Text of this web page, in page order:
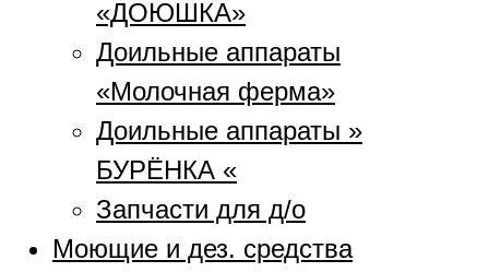
«ДОЮШКА»
Доильные аппараты
«Молочная ферма»
Доильные аппараты »
БУРЁНКА «
Запчасти для д/о
Моющие и дез. средства